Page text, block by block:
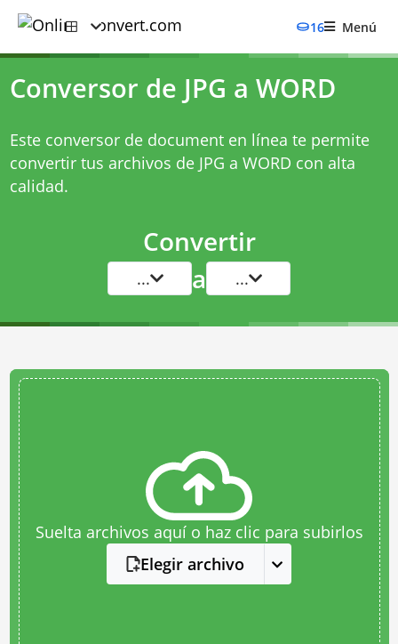
16 Menú
Conversor de JPG a WORD
Este conversor de document en línea te permite
convertir tus archivos de JPG a WORD con alta
calidad.
Convertir
... a ...
Suelta archivos aquí o haz clic para subirlos
Elegir archivo